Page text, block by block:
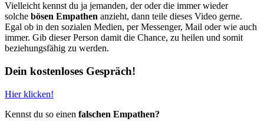
Vielleicht kennst du ja jemanden, der oder die immer wieder
solche bösen Empathen anzieht, dann teile dieses Video gerne.
Egal ob in den sozialen Medien, per Messenger, Mail oder wie auch
immer. Gib dieser Person damit die Chance, zu heilen und somit
beziehungsfähig zu werden.
Dein kostenloses Gespräch!
Hier klicken!
Kennst du so einen falschen Empathen?